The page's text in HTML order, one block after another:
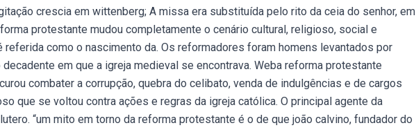
crescia em wittenberg; A missa era substituída pelo rito da ceia do senhor, em
protestante mudou completamente o cenário cultural, religioso, social e
como o nascimento da. Os reformadores foram homens levantados por
em que a igreja medieval se encontrava. Weba reforma protestante
combater a corrupção, quebra do celibato, venda de indulgências e de cargos
que se voltou contra ações e regras da igreja católica. O principal agente da
“um mito em torno da reforma protestante é o de que joão calvino, fundador do